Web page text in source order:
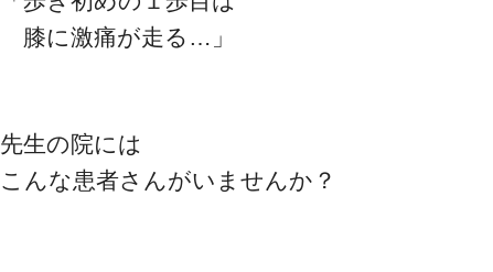
首・肩テクニック
膝に激痛が走る…」
先生の院には
こんな患者さんがいませんか？